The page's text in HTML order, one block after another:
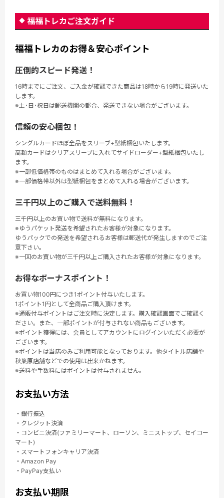
福福トレカご注文ガイド
福福トレカのお得＆安心ポイント
圧倒的スピード発送！
16時までにご注文、ご入金が確認できた商品は18時から19時に発送いた
します。
※土･日･祝日は郵送機関の都合、発送できない場合がございます。
信頼の安心梱包！
シングルカードほぼ全品をスリーブ+型紙梱包いたします。
高額カードはクリアスリーブに入れてサイドローダー+型紙梱包いたし
ます。
※一部低価格帯のものはまとめて入れる場合がございます。
※一部価格帯以外は型紙梱包をまとめて入れる場合がございます。
三千円以上のご購入で送料無料！
三千円以上のお買い物で送料が無料になります。
※ゆうパケット発送を希望されたお客様が対象になります。
ゆうパックでの発送を希望されるお客様は郵送代が発生しますのでご注
意下さい。
※一回のお買い物が三千円以上ご購入されたお客様が対象になります。
お得なボーナスポイント！
お買い物100円につき1ポイント付与いたします。
1ポイント1円として全商品ご購入頂けます。
※通販付与ポイントはご注文時に決定します。購入確認画面でご確認く
ださい。また、一部ポイントが付与されない商品もございます。
※ポイント獲得には、会員としてアカウントにログインいただく必要が
ございます。
※ポイントは当店のみご利用可能となっております。他タイトル店舗や
秋葉原店舗などでの使用は出来かねます。
※送料や手数料にはポイントは付与されません。
お支払い方法
・銀行振込
・クレジット決済
・コンビニ決済(ファミリーマート、ローソン、ミニストップ、セイコー
マート)
・スマートフォンキャリア決済
・Amazon Pay
・PayPay支払い
お支払い期限